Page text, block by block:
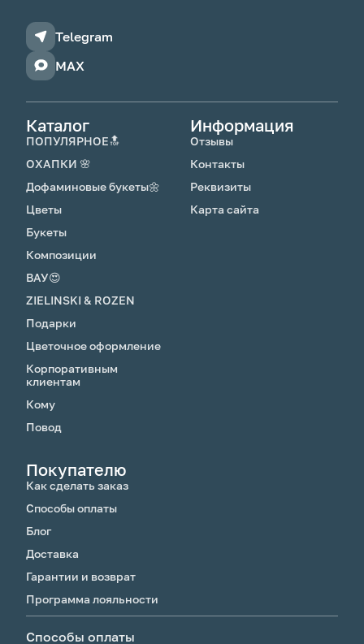
Telegram
MAX
Каталог
ПОПУЛЯРНОЕ🔝
ОХАПКИ 🌸
Дофаминовые букеты🌼
Цветы
Букеты
Композиции
ВАУ😍
ZIELINSKI & ROZEN
Подарки
Цветочное оформление
Корпоративным
клиентам
Кому
Повод
Информация
Отзывы
Контакты
Реквизиты
Карта сайта
Покупателю
Как сделать заказ
Способы оплаты
Блог
Доставка
Гарантии и возврат
Программа лояльности
Способы оплаты